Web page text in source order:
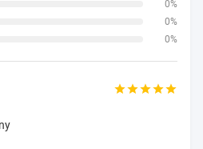
0%
0%
0%